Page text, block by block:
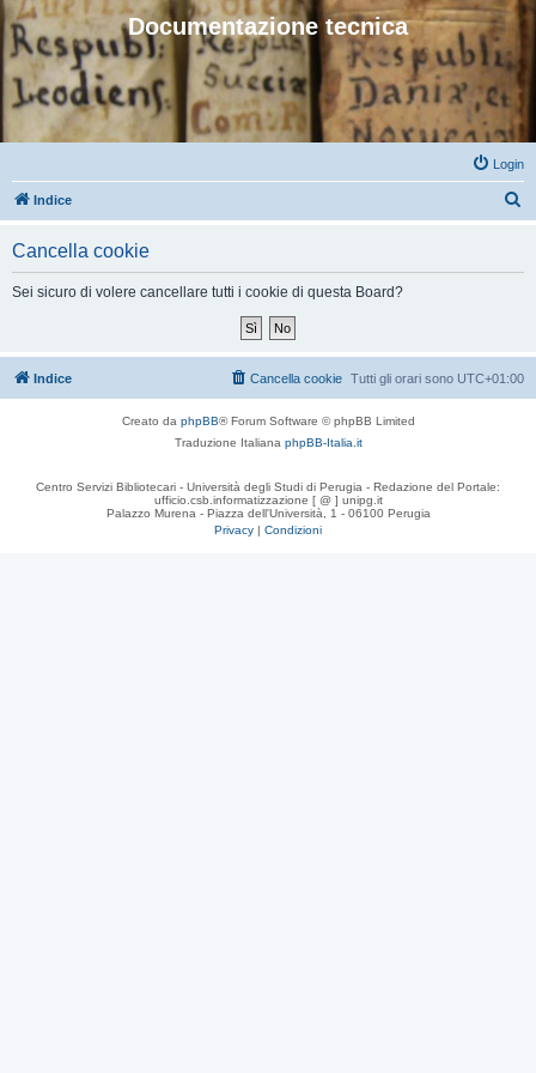
Documentazione tecnica
Login
Indice
Cancella cookie
Sei sicuro di volere cancellare tutti i cookie di questa Board?
Indice Tutti gli orari sono UTC+01:00
Cancella cookie
Creato da phpBB® Forum Software © phpBB Limited
Traduzione Italiana phpBB-Italia.it
Centro Servizi Bibliotecari - Università degli Studi di Perugia - Redazione del Portale:
ufficio.csb.informatizzazione [ @ ] unipg.it
Palazzo Murena - Piazza dell'Università, 1 - 06100 Perugia
Privacy | Condizioni